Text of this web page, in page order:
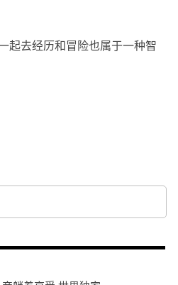
起去经历和冒险也属于一种智